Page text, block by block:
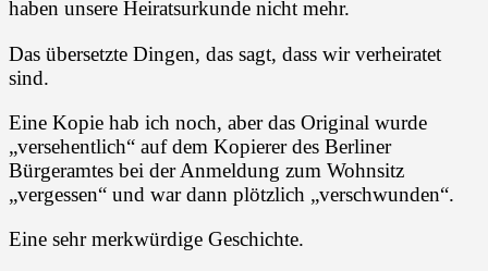
haben unsere Heiratsurkunde nicht mehr.
Das übersetzte Dingen, das sagt, dass wir verheiratet
sind.
Eine Kopie hab ich noch, aber das Original wurde
„versehentlich“ auf dem Kopierer des Berliner
Bürgeramtes bei der Anmeldung zum Wohnsitz
„vergessen“ und war dann plötzlich „verschwunden“.
Eine sehr merkwürdige Geschichte.